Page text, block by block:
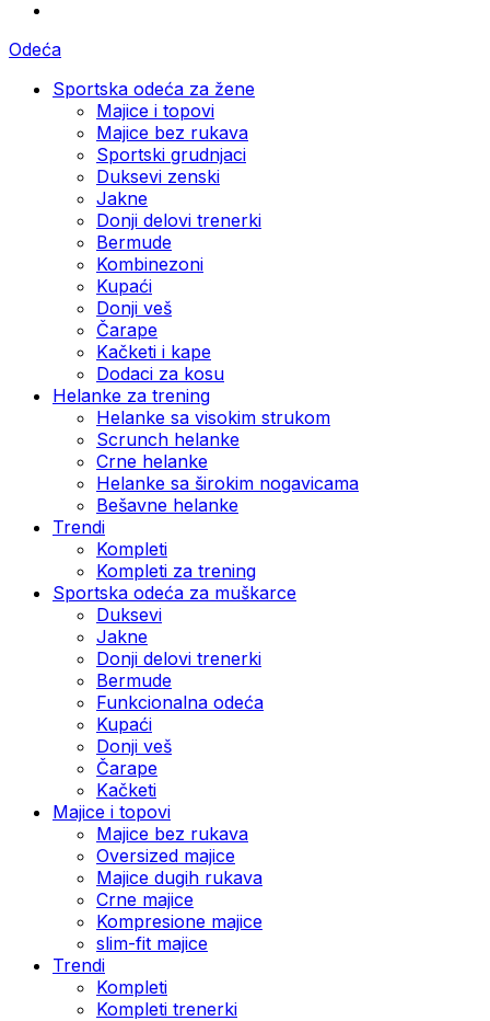
Odeća
Sportska odeća za žene
Majice i topovi
Majice bez rukava
Sportski grudnjaci
Duksevi zenski
Jakne
Donji delovi trenerki
Bermude
Kombinezoni
Kupaći
Donji veš
Čarape
Kačketi i kape
Dodaci za kosu
Helanke za trening
Helanke sa visokim strukom
Scrunch helanke
Crne helanke
Helanke sa širokim nogavicama
Bešavne helanke
Trendi
Kompleti
Kompleti za trening
Sportska odeća za muškarce
Duksevi
Jakne
Donji delovi trenerki
Bermude
Funkcionalna odeća
Kupaći
Donji veš
Čarape
Kačketi
Majice i topovi
Majice bez rukava
Oversized majice
Majice dugih rukava
Crne majice
Kompresione majice
slim-fit majice
Trendi
Kompleti
Kompleti trenerki